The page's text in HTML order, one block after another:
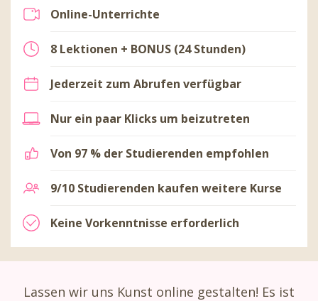
Online-Unterrichte
8 Lektionen + BONUS (24 Stunden)
Jederzeit zum Abrufen verfügbar
Nur ein paar Klicks um beizutreten
Von 97 % der Studierenden empfohlen
9/10 Studierenden kaufen weitere Kurse
Keine Vorkenntnisse erforderlich
Lassen wir uns Kunst online gestalten! Es ist